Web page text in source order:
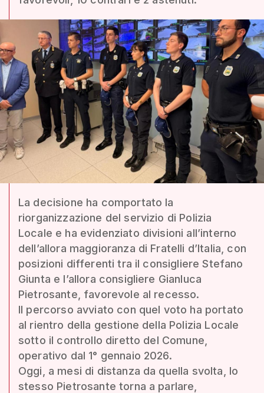
La decisione ha comportato la
riorganizzazione del servizio di Polizia
Locale e ha evidenziato divisioni all’interno
dell’allora maggioranza di Fratelli d’Italia, con
posizioni differenti tra il consigliere Stefano
Giunta e l’allora consigliere Gianluca
Pietrosante, favorevole al recesso.
Il percorso avviato con quel voto ha portato
al rientro della gestione della Polizia Locale
sotto il controllo diretto del Comune,
operativo dal 1° gennaio 2026.
Oggi, a mesi di distanza da quella svolta, lo
stesso Pietrosante torna a parlare,